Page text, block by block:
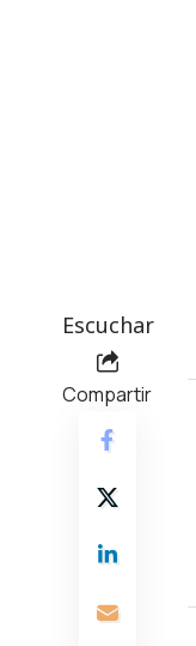
Escuchar
Compartir